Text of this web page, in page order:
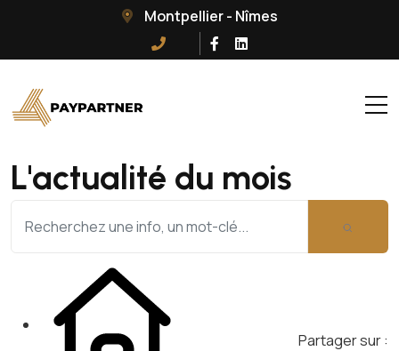
Montpellier - Nîmes
L'actualité du mois
Partager sur :